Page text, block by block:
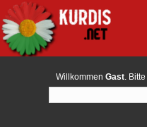
Willkommen Gast. Bitte